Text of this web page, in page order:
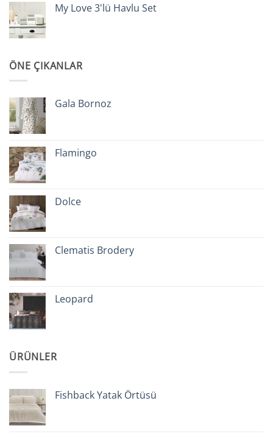
My Love 3'lü Havlu Set
ÖNE ÇIKANLAR
Gala Bornoz
Flamingo
Dolce
Clematis Brodery
Leopard
ÜRÜNLER
Fishback Yatak Örtüsü